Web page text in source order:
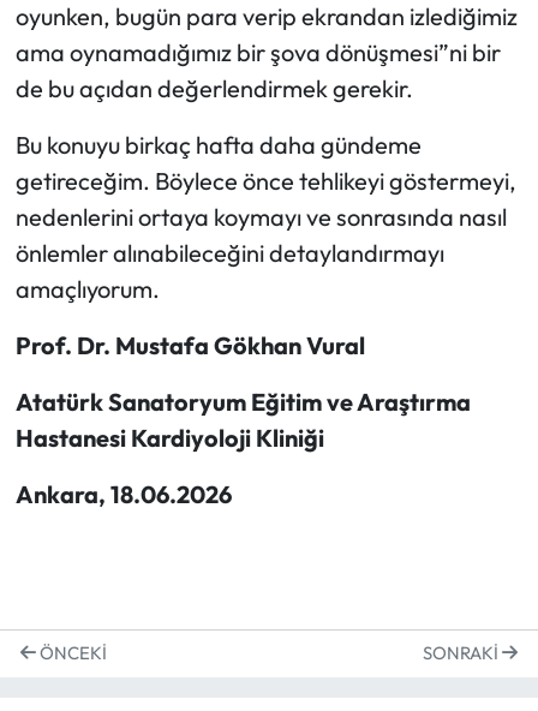
oyunken, bugün para verip ekrandan izlediğimiz
ama oynamadığımız bir şova dönüşmesi”ni bir
de bu açıdan değerlendirmek gerekir.
Bu konuyu birkaç hafta daha gündeme
getireceğim. Böylece önce tehlikeyi göstermeyi,
nedenlerini ortaya koymayı ve sonrasında nasıl
önlemler alınabileceğini detaylandırmayı
amaçlıyorum.
Prof. Dr. Mustafa Gökhan Vural
Atatürk Sanatoryum Eğitim ve Araştırma
Hastanesi Kardiyoloji Kliniği
Ankara, 18.06.2026
ÖNCEKI SONRAKI